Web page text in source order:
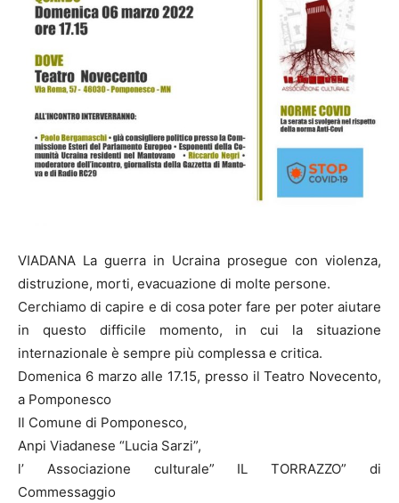
VIADANA La guerra in Ucraina prosegue con violenza,
distruzione, morti, evacuazione di molte persone.
Cerchiamo di capire e di cosa poter fare per poter aiutare
in questo difficile momento, in cui la situazione
internazionale è sempre più complessa e critica.
Domenica 6 marzo alle 17.15, presso il Teatro Novecento,
a Pomponesco
Il Comune di Pomponesco,
Anpi Viadanese “Lucia Sarzi”,
l’ Associazione culturale” IL TORRAZZO” di
Commessaggio